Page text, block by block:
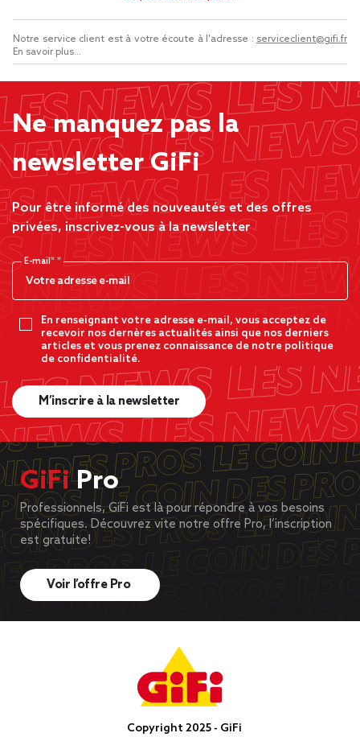
Notre service client est à votre écoute à l'adresse : serviceclient@gifi.fr
En savoir plus...
Ne manquez pas la
newsletter GiFi
Pour être informé des nouveautés et des offres
privées, inscrivez-vous à la newsletter
E-mail*
En renseignant votre adresse e-mail, vous acceptez de
recevoir nos dernères actualités ainsi que nos derniers
articles et vous prenez connaissance de notre politique
de confidentialité.
M’inscrire à la newsletter
GiFiPro
Professionnels, GiFi est là pour répondre à vos besoins
spécifiques. Découvrez vite notre offre Pro, l’inscription
est gratuite!
Voir l’offre Pro
Copyright 2025 - GiFi